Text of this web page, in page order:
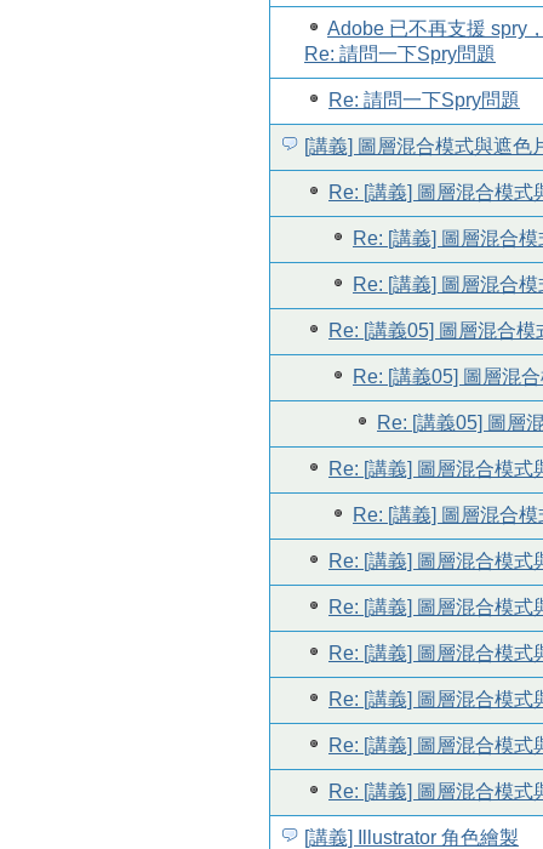
Adobe 已不再支援 spry
Re: 請問一下Spry問題
Re: 請問一下Spry問題
[講義] 圖層混合模式與遮色
Re: [講義] 圖層混合模式
Re: [講義] 圖層混合
Re: [講義] 圖層混合
Re: [講義05] 圖層混合
Re: [講義05] 圖層混
Re: [講義05] 圖層
Re: [講義] 圖層混合模式
Re: [講義] 圖層混合
Re: [講義] 圖層混合模式
Re: [講義] 圖層混合模式
Re: [講義] 圖層混合模式
Re: [講義] 圖層混合模式
Re: [講義] 圖層混合模式
Re: [講義] 圖層混合模式
[講義] Illustrator 角色繪製